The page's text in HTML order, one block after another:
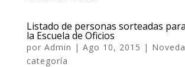
Listado de personas sorteadas
la Escuela de Oficios
por Admin | Ago 10, 2015 |
categoría